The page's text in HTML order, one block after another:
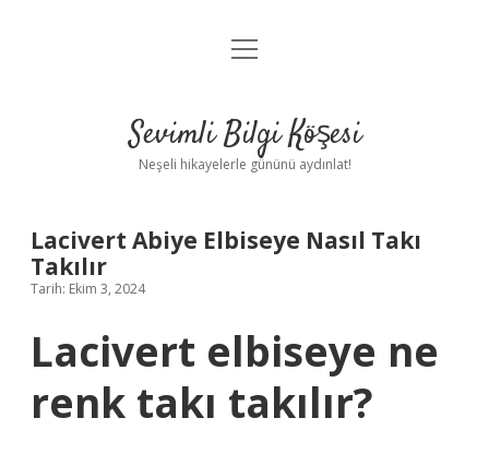
Anasayfa
Yasal Uyarı
menüyü
Sevimli Bilgi Köşesi
Neşeli hikayelerle gününü aydınlat!
Lacivert Abiye Elbiseye Nasıl Takı
Takılır
Tarih: Ekim 3, 2024
Lacivert elbiseye ne
renk takı takılır?